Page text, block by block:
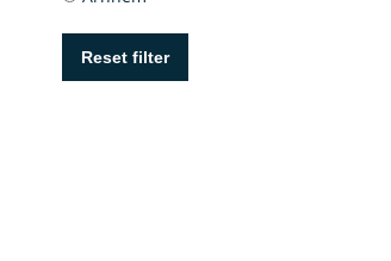
Reset filter